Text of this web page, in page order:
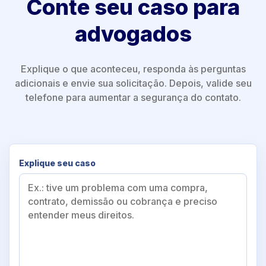
Conte seu caso para
advogados
Explique o que aconteceu, responda às perguntas
adicionais e envie sua solicitação. Depois, valide seu
telefone para aumentar a segurança do contato.
Explique seu caso